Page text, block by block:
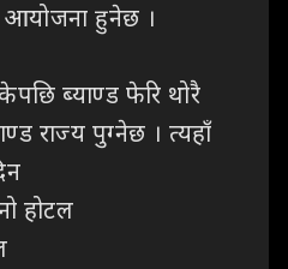
आयोजना हुनेछ ।
ब्याण्ड फेरि थोरै
राज्य पुग्नेछ । त्यहाँ
होटल